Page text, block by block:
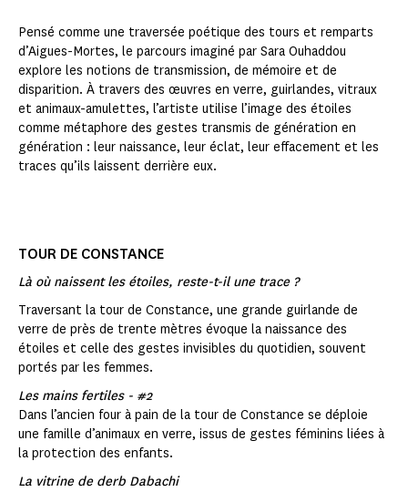
Pensé comme une traversée poétique des tours et remparts
d’Aigues-Mortes, le parcours imaginé par Sara Ouhaddou
explore les notions de transmission, de mémoire et de
disparition. À travers des œuvres en verre, guirlandes, vitraux
et animaux-amulettes, l’artiste utilise l’image des étoiles
comme métaphore des gestes transmis de génération en
génération : leur naissance, leur éclat, leur effacement et les
traces qu’ils laissent derrière eux.
TOUR DE CONSTANCE
Là où naissent les étoiles, reste-t-il une trace ?
Traversant la tour de Constance, une grande guirlande de
verre de près de trente mètres évoque la naissance des
étoiles et celle des gestes invisibles du quotidien, souvent
portés par les femmes.
Les mains fertiles - #2
Dans l’ancien four à pain de la tour de Constance se déploie
une famille d’animaux en verre, issus de gestes féminins liées à
la protection des enfants.
La vitrine de derb Dabachi